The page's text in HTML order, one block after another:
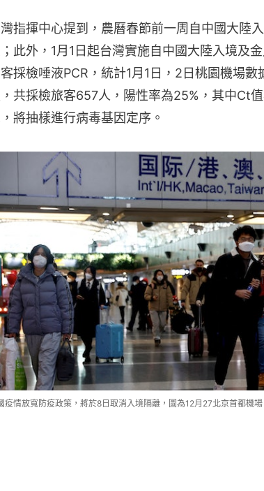
指揮中心提到，農曆春節前一周自中國大陸
此外，1月1日起台灣實施自中國大陸入境及
採檢唾液PCR，統計1月1日，2日桃園機場
共採檢旅客657人，陽性率為25%，其中Ct
將抽樣進行病毒基因定序。
疫情放寬防疫政策，將於8日取消入境隔離，圖為12月27北京首都機場